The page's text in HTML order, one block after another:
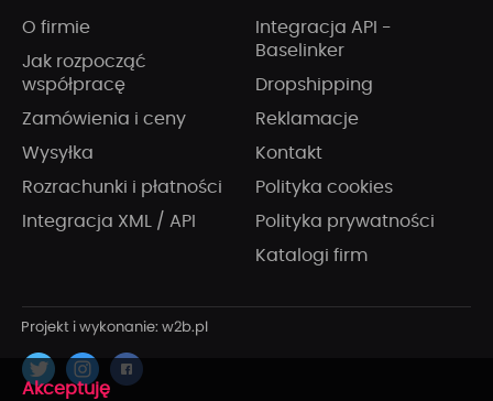
O firmie
Jak rozpocząć
współpracę
Zamówienia i ceny
Wysyłka
Rozrachunki i płatności
Integracja XML / API
Integracja API -
Baselinker
Dropshipping
Reklamacje
Kontakt
Polityka cookies
Polityka prywatności
Katalogi firm
x